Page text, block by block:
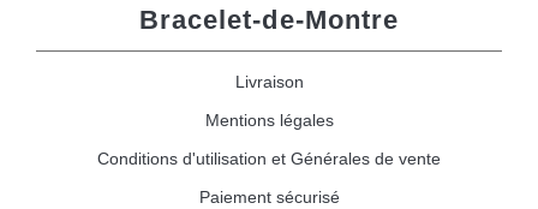
Bracelet-de-Montre
Livraison
Mentions légales
Conditions d'utilisation et Générales de vente
Paiement sécurisé